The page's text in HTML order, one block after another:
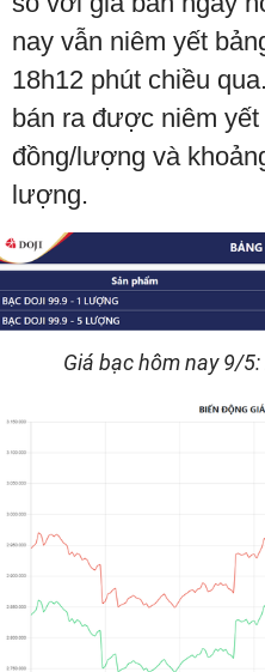
nay vẫn niêm yết
18h12 phút chiều
bán ra được niêm
đồng/lượng và
lượng.
Giá bạc hôm nay 9/